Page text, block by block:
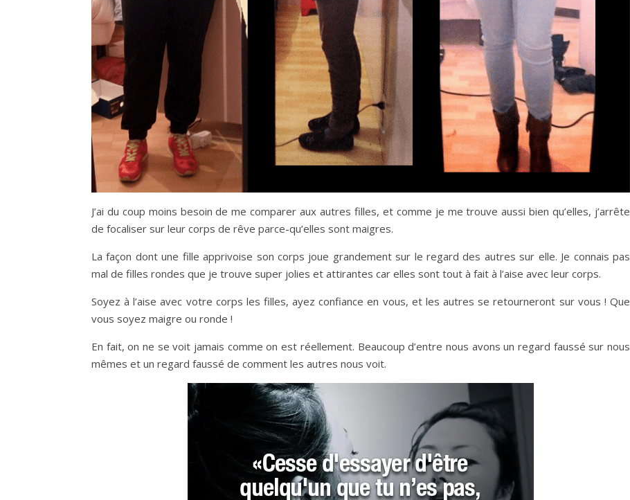
J’ai du coup moins besoin de me comparer aux autres filles, et comme je me trouve aussi bien qu’elles, j’arrête
de focaliser sur leur corps de rêve parce-qu’elles sont maigres.
La façon dont une fille apprivoise son corps joue grandement sur le regard des autres sur elle. Je connais pas
mal de filles rondes que je trouve super jolies et attirantes car elles sont tout à fait à l’aise avec leur corps.
Soyez à l’aise avec votre corps les filles, ayez confiance en vous, et les autres se retourneront sur vous ! Que
vous soyez maigre ou ronde !
En fait, on ne se voit jamais comme on est réellement. Beaucoup d’entre nous avons un regard faussé sur nous
mêmes et un regard faussé de comment les autres nous voit.